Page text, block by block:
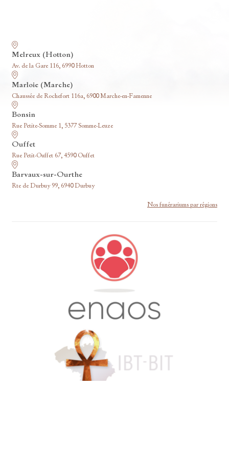
Melreux (Hotton)
Av. de la Gare 116, 6990 Hotton
Marloie (Marche)
Chaussée de Rochefort 116a, 6900 Marche-en-Famenne
Bonsin
Rue Petite-Somme 1, 5377 Somme-Leuze
Ouffet
Rue Petit-Ouffet 67, 4590 Ouffet
Barvaux-sur-Ourthe
Rte de Durbuy 99, 6940 Durbuy
Nos funérariums par régions